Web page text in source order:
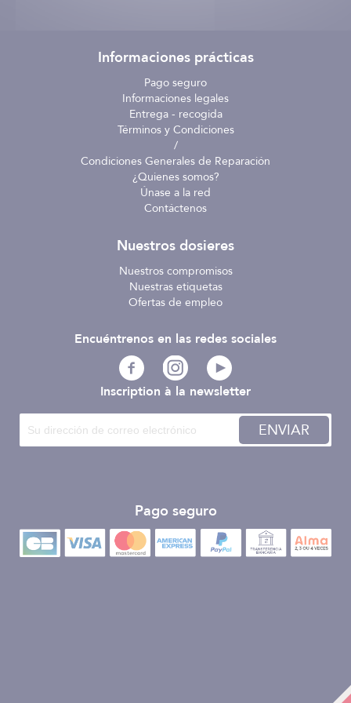
Informaciones prácticas
Pago seguro
Informaciones legales
Entrega - recogida
Términos y Condiciones
/
Condiciones Generales de Reparación
¿Quienes somos?
Únase a la red
Contáctenos
Nuestros dosieres
Nuestros compromisos
Nuestras etiquetas
Ofertas de empleo
Inscription à la newsletter
ENVIAR
Pago seguro
Encuéntrenos en las redes sociales